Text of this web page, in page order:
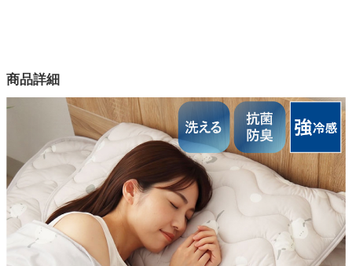
家電・照明器具
インテリア雑貨
ガーデン
タワー
1色
ナイロン90％ポリウレタン10％
裏側生地
毛羽：ポリエステル80%綿20%、地糸：ポリエステル100%
中材
ポリエステル100%
商品詳細